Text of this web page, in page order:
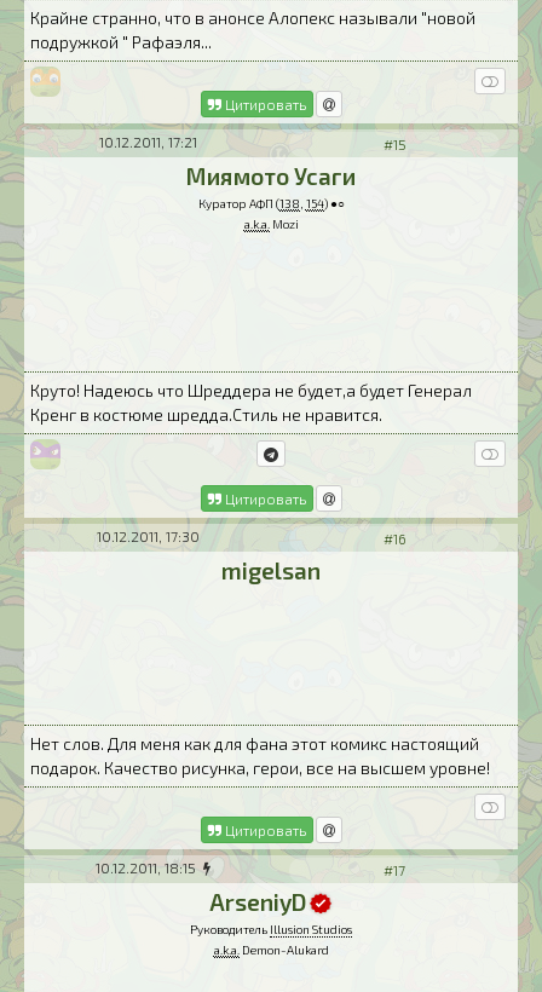
Крайне странно, что в анонсе Алопекс называли "новой
подружкой " Рафаэля...
Цитировать
10.12.2011, 17:21 #15
Миямото Усаги
Куратор АФП (138 154) ●○
a.k.a. Mozi
Круто! Надеюсь что Шреддера не будет,а будет Генерал
Кренг в костюме шредда.Стиль не нравится.
Цитировать
10.12.2011, 17:30 #16
migelsan
Нет слов. Для меня как для фана этот комикс настоящий
подарок. Качество рисунка, герои, все на высшем уровне!
Цитировать
10.12.2011, 18:15 #17
ArseniyD
Руководитель Illusion Studios
a.k.a. Demon-Alukard